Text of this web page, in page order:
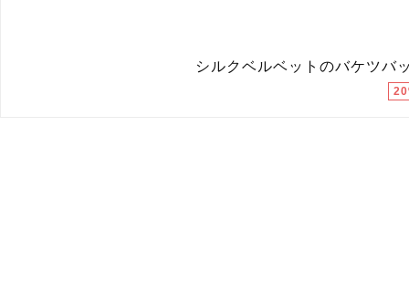
シルクベルベットのバケツバ